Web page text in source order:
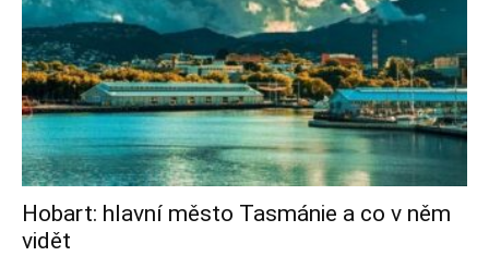
Hobart: hlavní město Tasmánie a co v něm
vidět